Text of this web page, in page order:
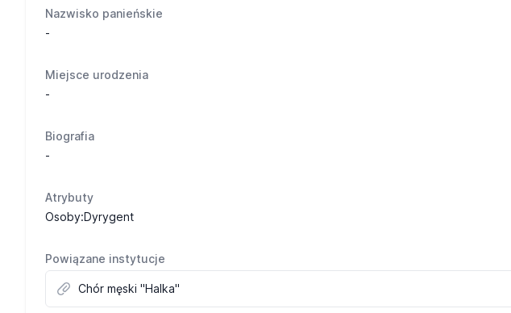
Nazwisko panieńskie
-
Miejsce urodzenia
-
Biografia
-
Atrybuty
Osoby:Dyrygent
Powiązane instytucje
Chór męski "Halka"